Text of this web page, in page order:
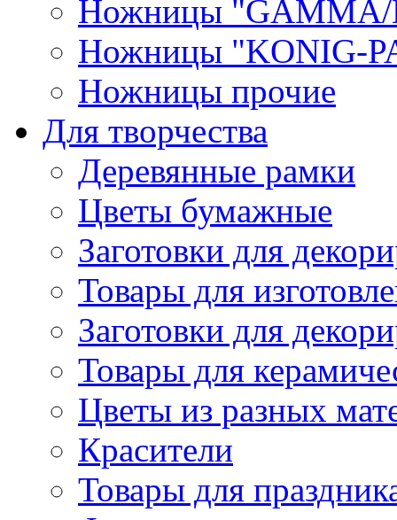
Ножницы "GAMMA/
Ножницы "KONIG-
Ножницы прочие
Для творчества
Деревянные рамки
Цветы бумажные
Заготовки для
Товары для
Заготовки для
Товары для
Цветы из разных
Красители
Товары для